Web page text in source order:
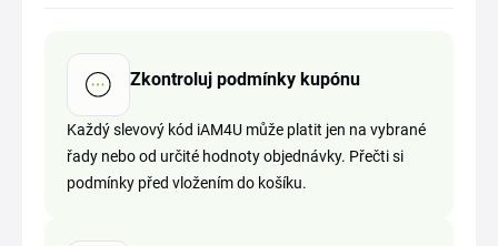
Zkontroluj podmínky kupónu
Každý slevový kód iAM4U může platit jen na vybrané
řady nebo od určité hodnoty objednávky. Přečti si
podmínky před vložením do košíku.